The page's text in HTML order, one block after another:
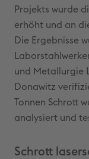
Projekts wurde
erhöht und an
Die Ergebnisse
und Metallurgie
Donawitz
Tonnen Schrott
analysiert und
Schrott